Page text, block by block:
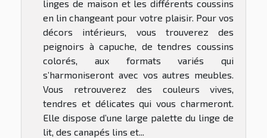
linges de maison et les différents coussins
en lin changeant pour votre plaisir. Pour vos
décors intérieurs, vous trouverez des
peignoirs à capuche, de tendres coussins
colorés, aux formats variés qui
s’harmoniseront avec vos autres meubles.
Vous retrouverez des couleurs vives,
tendres et délicates qui vous charmeront.
Elle dispose d’une large palette du linge de
lit, des canapés lins et...